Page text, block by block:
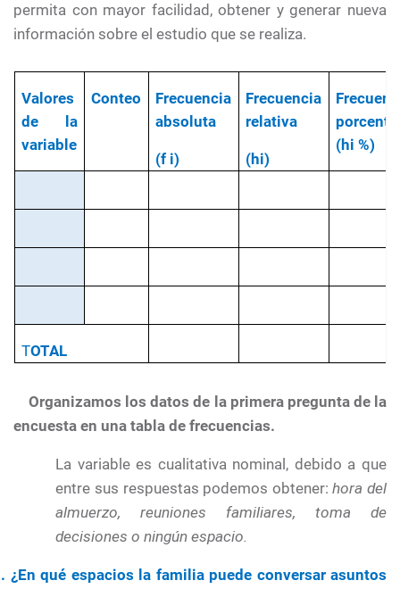
permita con mayor facilidad, obtener y generar nueva
información sobre el estudio que se realiza.
Valores
de la
variable
Conteo
Frecuencia
absoluta
(f i)
Frecuencia
relativa
(hi)
(hi %)
TOTAL
Organizamos los datos de la primera pregunta de la
encuesta en una tabla de frecuencias.
La variable es cualitativa nominal, debido a que
entre sus respuestas podemos obtener:hora del
almuerzo, reuniones familiares, toma de
decisiones o ningún espacio.
¿En qué espacios la familia puede conversar asuntos